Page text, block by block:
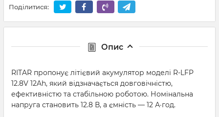
Поділитися:
Опис
RITAR пропонує літієвий акумулятор моделі R-LFP
12.8V 12Ah, який відзначається довговічністю,
ефективністю та стабільною роботою. Номінальна
напруга становить 12.8 В, а ємність — 12 А·год.